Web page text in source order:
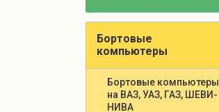
Бортовые
компьютеры
Бортовые компьютеры
на ВАЗ, УАЗ, ГАЗ, ШЕВИ-
НИВА